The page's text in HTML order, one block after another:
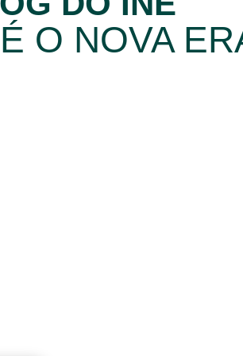
O NOVA